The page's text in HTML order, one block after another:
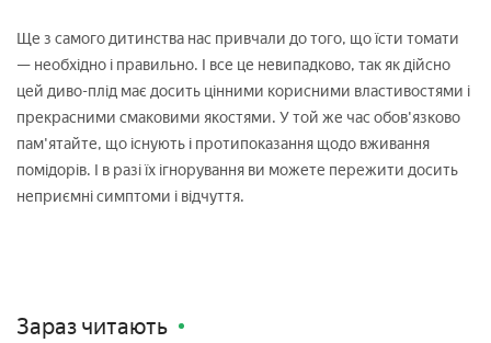
Ще з самого дитинства нас привчали до того, що їсти томати
— необхідно і правильно. І все це невипадково, так як дійсно
цей диво-плід має досить цінними корисними властивостями і
прекрасними смаковими якостями. У той же час обов'язково
пам'ятайте, що існують і протипоказання щодо вживання
помідорів. І в разі їх ігнорування ви можете пережити досить
неприємні симптоми і відчуття.
Зараз читають